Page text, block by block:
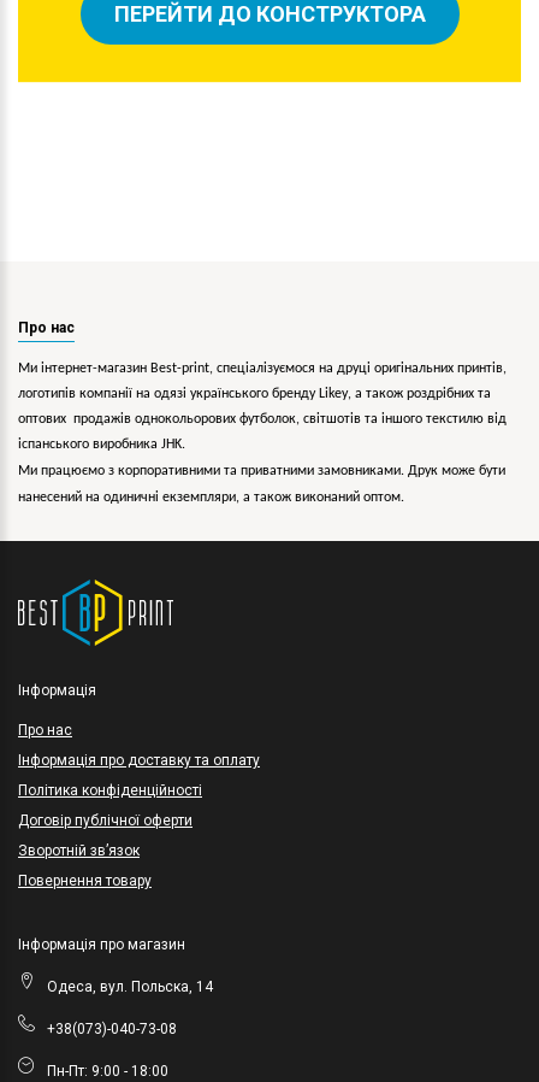
ПЕРЕЙТИ ДО КОНСТРУКТОРА
Про нас
Ми інтернет-магазин Best-print, спеціалізуємося на друці оригінальних принтів,
логотипів компанії на одязі українського бренду Likey, а також роздрібних та
оптових продажів однокольорових футболок, світшотів та іншого текстилю від
іспанського виробника JHK.
Ми працюємо з корпоративними та приватними замовниками. Друк може бути
нанесений на одиничні екземпляри, а також виконаний оптом.
Інформація
Про нас
Інформація про доставку та оплату
Політика конфіденційності
Договір публічної оферти
Зворотній зв’язок
Повернення товару
Інформація про магазин
Одеса, вул. Польска, 14
+38(073)-040-73-08
Пн-Пт: 9:00 - 18:00